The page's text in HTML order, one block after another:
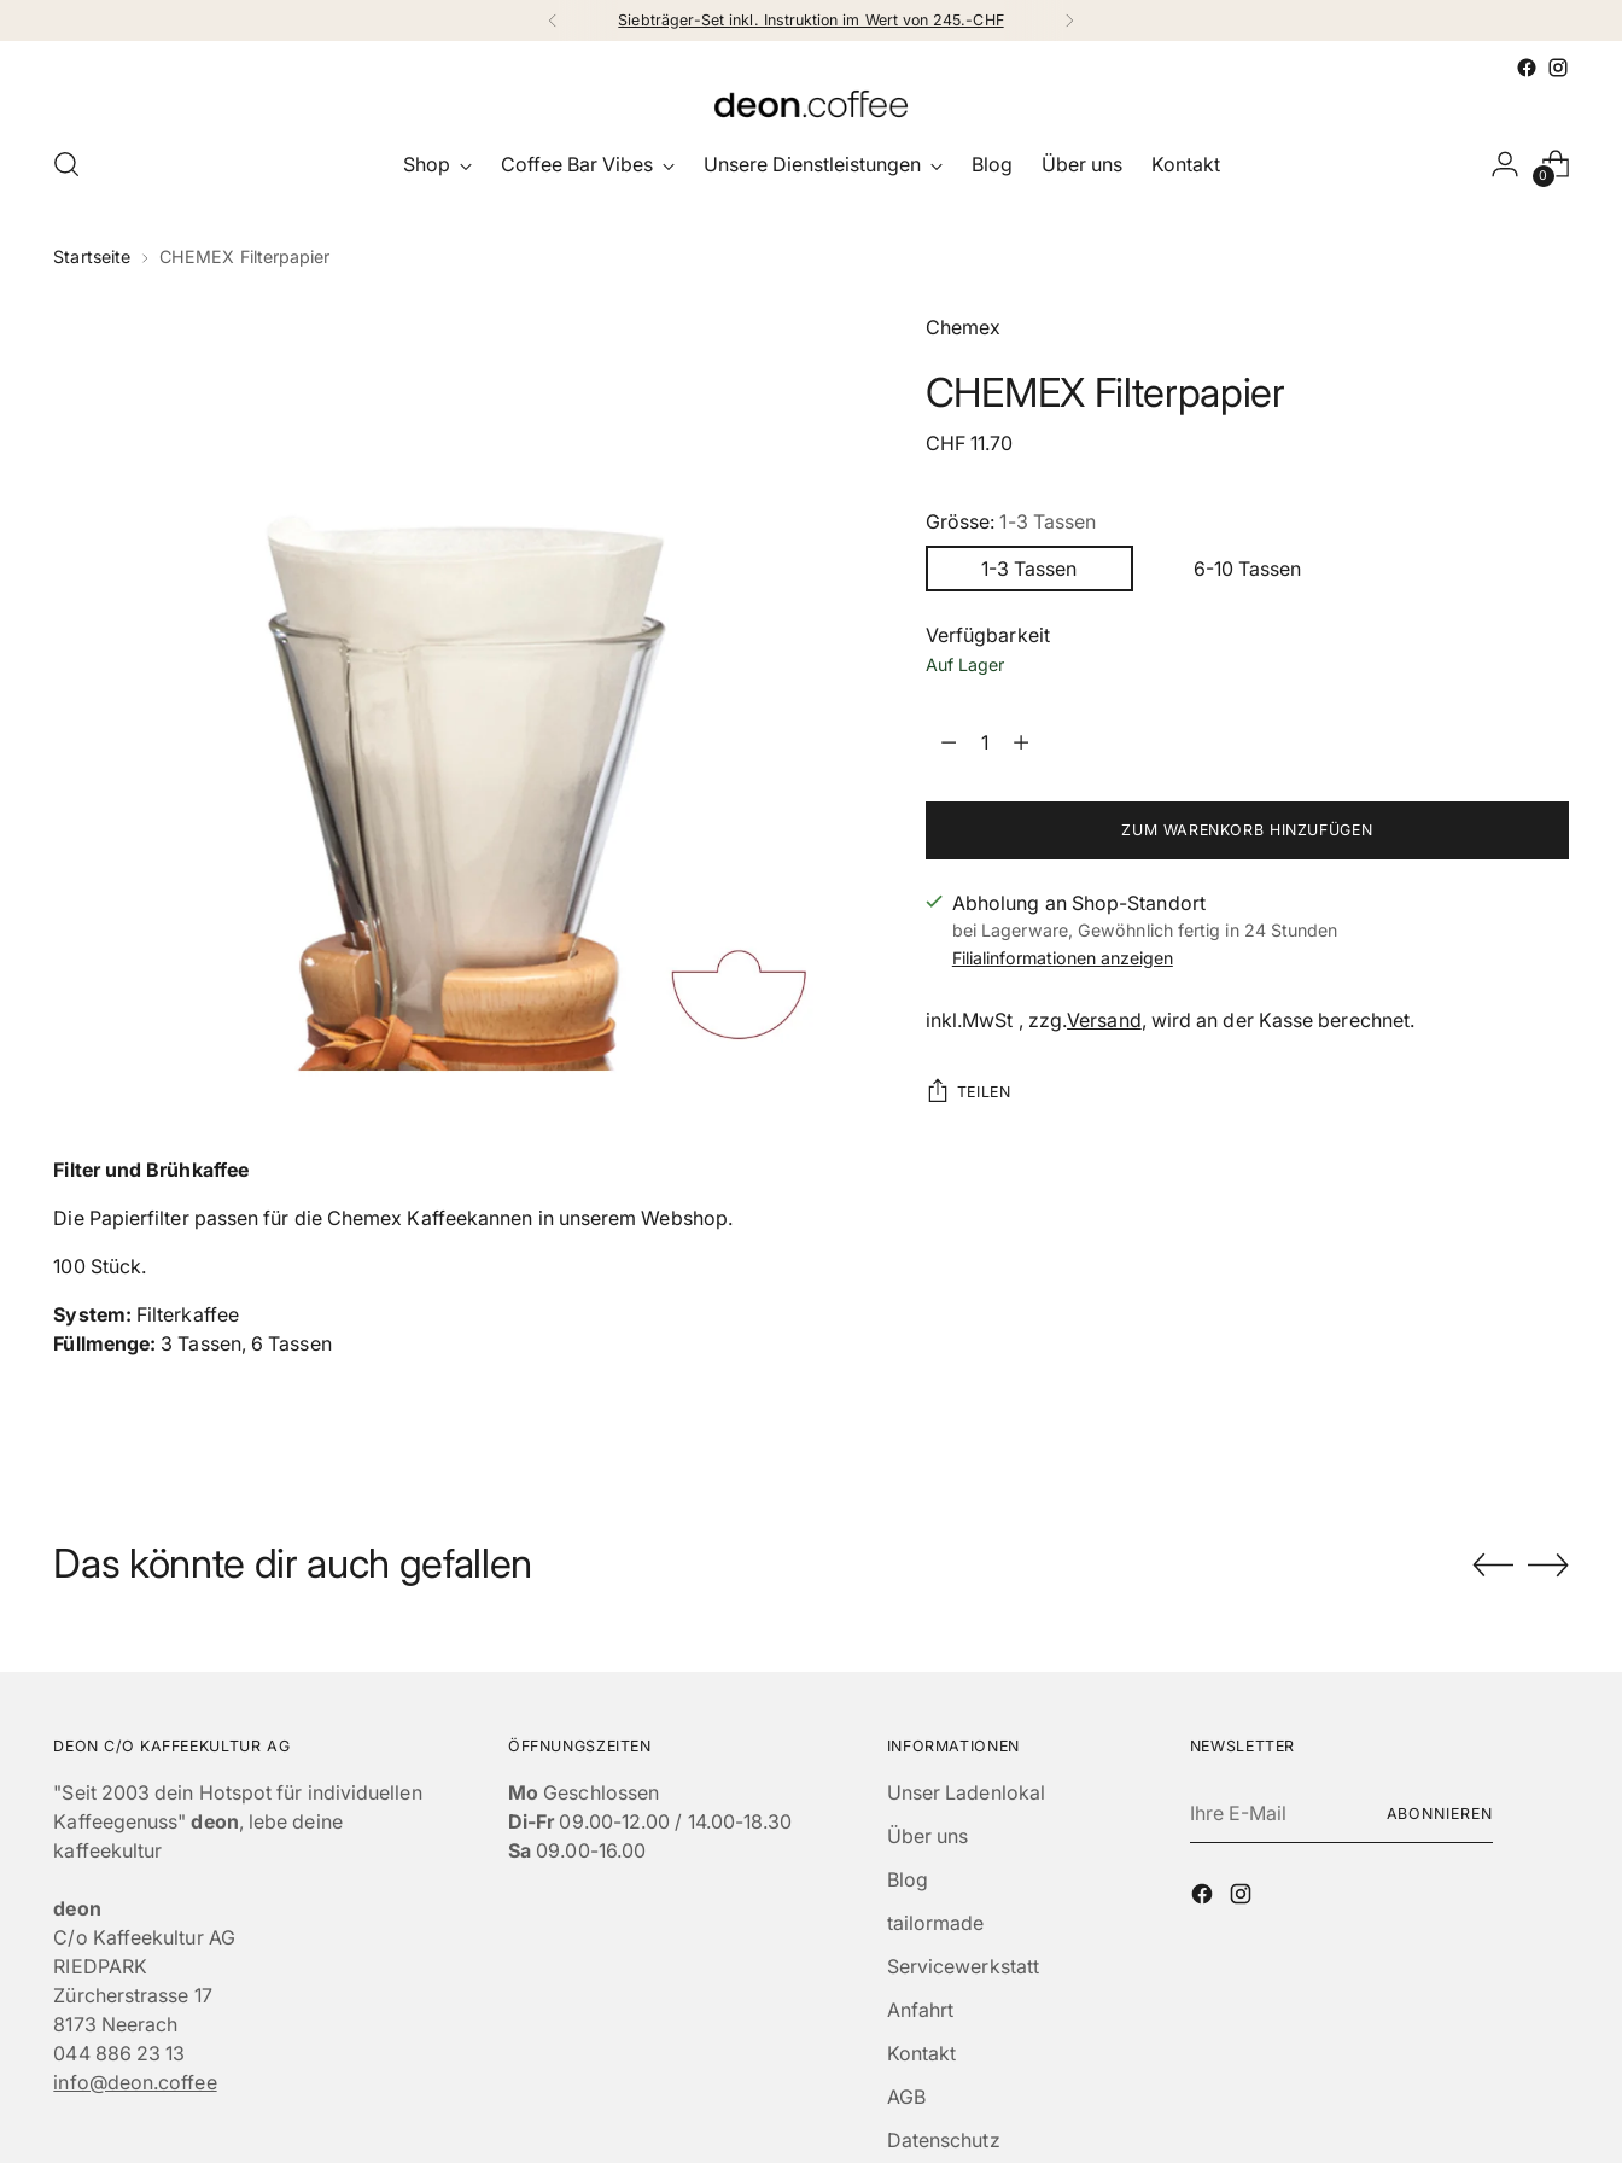
Siebträger-Set inkl. Instruktion im Wert von 245.-CHF
Shop Coffee Bar Vibes Unsere Dienstleistungen Blog Über uns Kontakt 0
Startseite CHEMEX Filterpapier
Filter und Brühkaffee
Die Papierfilter passen für die Chemex Kaffeekannen in unserem Webshop.
100 Stück.
System: Filterkaffee
Füllmenge: 3 Tassen, 6 Tassen
Chemex
CHEMEX Filterpapier
Regulärer
CHF 11.70
Grösse:1-3 Tassen
1-3 Tassen
6-10 Tassen
Verfügbarkeit
Auf Lager
Menge
ZUM WARENKORB HINZUFÜGEN
Abholung an Shop-Standort
bei Lagerware, Gewöhnlich fertig in 24 Stunden
Filialinformationen anzeigen
inkl.MwSt , zzg.Versand, wird an der Kasse berechnet.
TEILEN
Das könnte dir auch gefallen
DEON C/O KAFFEEKULTUR AG
"Seit 2003 dein Hotspot für individuellen
Kaffeegenuss"deon, lebe deine
kaffeekultur
deon
C/o Kaffeekultur AG
RIEDPARK
Zürcherstrasse 17
8173 Neerach
044 886 23 13
info@deon.coffee
ÖFFNUNGSZEITEN
Mo Geschlossen
Di-Fr09.00-12.00 / 14.00-18.30
Sa 09.00-16.00
INFORMATIONEN
Unser Ladenlokal
Über uns
Blog
tailormade
Servicewerkstatt
Anfahrt
Kontakt
AGB
Datenschutz
NEWSLETTER
E-
ABONNIEREN